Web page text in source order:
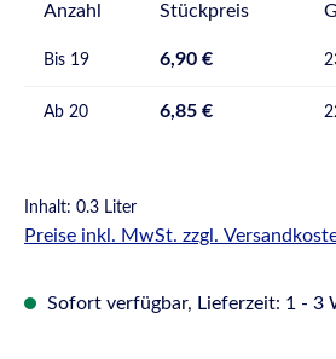
Anzahl Stückpreis
Bis 19 6,90 €
Ab 20 6,85 €
Inhalt: 0.3 Liter
Preise inkl. MwSt. zzgl.
Sofort verfügbar, Lieferzeit: 1 - 3